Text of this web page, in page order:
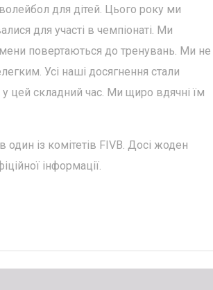
для дітей. Цього року ми
для участі в чемпіонаті. Ми
повертаються до тренувань. Ми не
Усі наші досягнення стали
цей складний час. Ми щиро вдячні їм
із комітетів FIVB. Досі жоден
інформації.